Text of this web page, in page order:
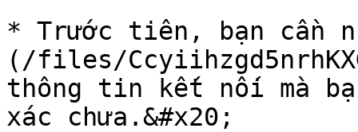
* Trước tiên, bạn cần
(/files/
thông tin kết nối mà
xác chưa.&#x20;